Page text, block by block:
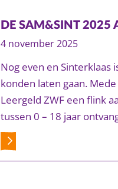
DE SAM&SINT 2025
4 november 2025
Nog even en Sinterklaas
konden laten gaan.
Leergeld ZWF een flink
tussen 0 – 18 jaar